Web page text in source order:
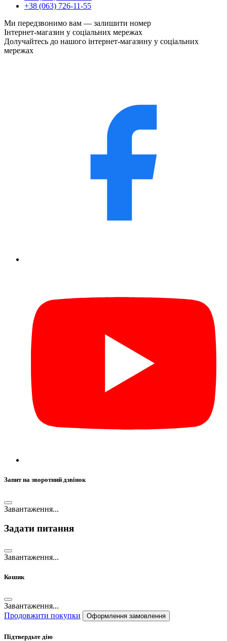
+38 (063) 726-11-55
Ми передзвонимо вам — залишити номер
Інтернет-магазин у соціальних мережах
Долучайтесь до нашого інтернет-магазину у соціальних
мережах
Запит на зворотний дзвінок
Завантаження...
Задати питання
Завантаження...
Кошик
Завантаження...
Продовжити покупки
Оформлення замовлення
Підтвердьте дію